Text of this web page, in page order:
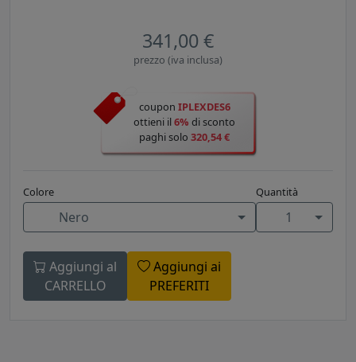
341,00 €
prezzo (iva inclusa)
coupon IPLEXDES6
ottieni il6% di sconto
paghi solo 320,54 €
Colore
Nero
Quantità
1
Aggiungi al
CARRELLO
Aggiungi ai
PREFERITI